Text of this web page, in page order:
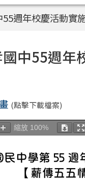
週年校慶活動實
中55週年
(點擊下載檔案)
縮放 100%